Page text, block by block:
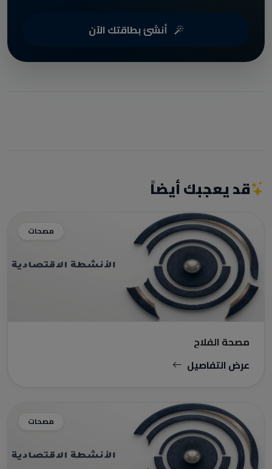
أنشئ بطاقتك الآن
قد يعجبك أيضاً
مصحات
مصحة الفلاح
عرض التفاصيل
مصحات